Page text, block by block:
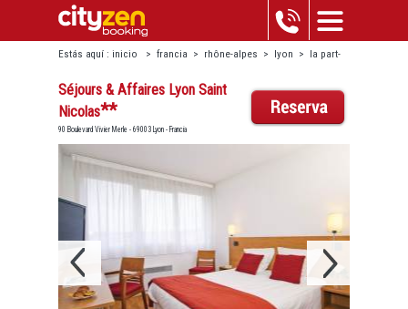
Estás aquí : inicio > francia > rhône-alpes > lyon > la part-
dieu> séjours & affaires lyon saint nicolas
Séjours & Affaires Lyon Saint
Nicolas**
90 Boulevard Vivier Merle - 69003 Lyon - Francia